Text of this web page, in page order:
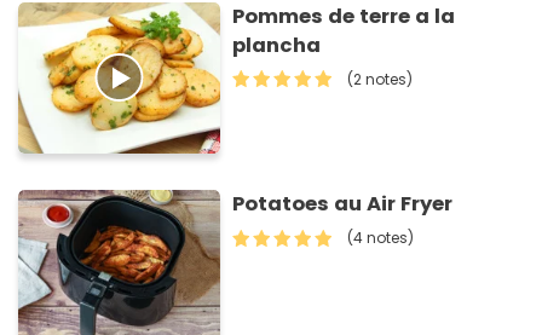
Pommes de terre a la
plancha
(2 notes)
Potatoes au Air Fryer
(4 notes)